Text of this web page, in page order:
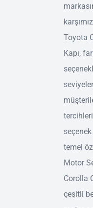
Toyota
Kapı,
temel
Motor
Corolla
çeşitli